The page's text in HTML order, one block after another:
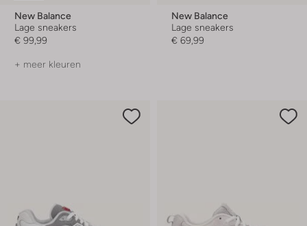
New Balance
Lage sneakers
€ 99,99
+ meer kleuren
New Balance
Lage sneakers
€ 69,99